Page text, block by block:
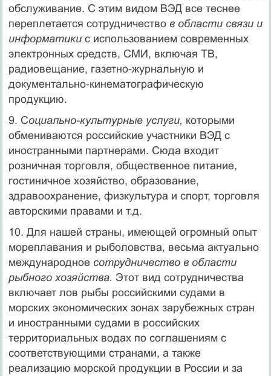
обслуживание. С этим видом ВЭД все теснее
переплетается сотрудничество в области связи и
информатики с использованием современных
электронных средств, СМИ, включая ТВ,
радиовещание, газетно-журнальную и
документально-кинематографическую
продукцию.
9. Социально-культурные услуги, которыми
обмениваются российские участники ВЭД с
иностранными партнера­ми. Сюда входит
розничная торговля, общественное питание,
гости­ничное хозяйство, образование,
здравоохранение, физкультура и спорт, торговля
авторскими правами и т.д.
10. Для нашей страны, имеющей огромный опыт
мореплавания и ры­боловства, весьма актуально
международное сотрудничество в области
рыбного хозяйства. Этот вид сотрудничества
включает лов рыбы рос­сийскими судами в
морских экономических зонах зарубежных стран
и иностранными судами в российских
территориальных водах по соглашениям с
соответствующими странами, а также
реализацию морской продукции в России и за